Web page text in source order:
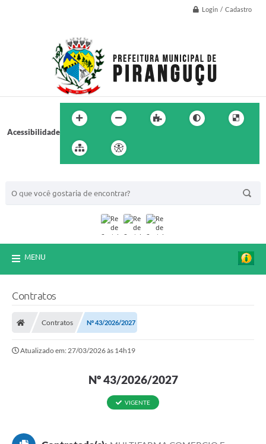
Login / Cadastro
Acessibilidade
MENU
Contratos
Contratos Nº 43/2026/2027
Atualizado em: 27/03/2026 às 14h19
Nº 43/2026/2027
VIGENTE